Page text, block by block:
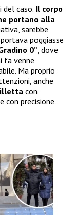
caso. Il corpo
portano alla
sarebbe
poggiasse
0”, dove
fa venne
Ma proprio
anche
con
con precisione